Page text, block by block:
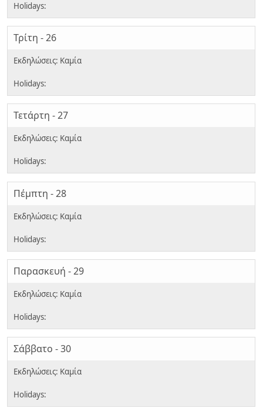
Τρίτη - 26
Τετάρτη - 27
Πέμπτη - 28
Παρασκευή - 29
Σάββατο - 30